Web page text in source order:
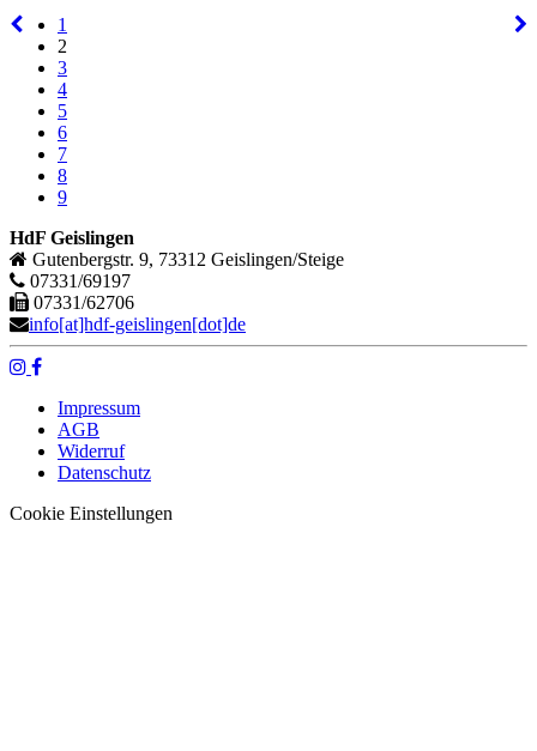
1
2
3
4
5
6
7
8
9
HdF Geislingen
Gutenbergstr. 9, 73312 Geislingen/Steige
07331/69197
07331/62706
info[at]hdf-geislingen[dot]de
Impressum
AGB
Widerruf
Datenschutz
Cookie Einstellungen